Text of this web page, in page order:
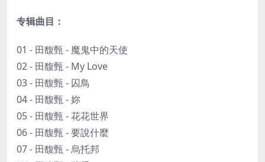
专辑曲目：
01 - 田馥甄 - 魔鬼中的天使
02 - 田馥甄 - My Love
03 - 田馥甄 - 囚鳥
04 - 田馥甄 - 妳
05 - 田馥甄 - 花花世界
06 - 田馥甄 - 要說什麼
07 - 田馥甄 - 烏托邦